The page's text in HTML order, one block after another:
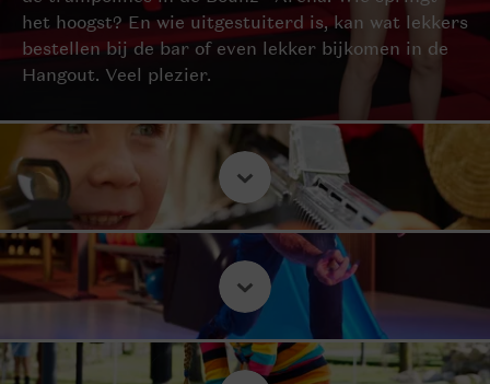
het hoogst? En wie uitgestuiterd is, kan wat lekkers
bestellen bij de bar of even lekker bijkomen in de
Hangout. Veel plezier.